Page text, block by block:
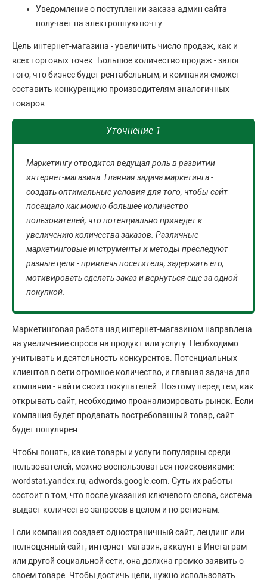
Уведомление о поступлении заказа админ сайта
получает на электронную почту.
Цель интернет-магазина - увеличить число продаж, как и
всех торговых точек. Большое количество продаж - залог
того, что бизнес будет рентабельным, и компания сможет
составить конкуренцию производителям аналогичных
товаров.
Уточнение 1
Маркетингу отводится ведущая роль в развитии
интернет-магазина. Главная задача маркетинга -
создать оптимальные условия для того, чтобы сайт
посещало как можно большее количество
пользователей, что потенциально приведет к
увеличению количества заказов. Различные
маркетинговые инструменты и методы преследуют
разные цели - привлечь посетителя, задержать его,
мотивировать сделать заказ и вернуться еще за одной
покупкой.
Маркетинговая работа над интернет-магазином направлена
на увеличение спроса на продукт или услугу. Необходимо
учитывать и деятельность конкурентов. Потенциальных
клиентов в сети огромное количество, и главная задача для
компании - найти своих покупателей. Поэтому перед тем, как
открывать сайт, необходимо проанализировать рынок. Если
компания будет продавать востребованный товар, сайт
будет популярен.
Чтобы понять, какие товары и услуги популярны среди
пользователей, можно воспользоваться поисковиками:
wordstat.yandex.ru, adwords.google.com. Суть их работы
состоит в том, что после указания ключевого слова, система
выдаст количество запросов в целом и по регионам.
Если компания создает одностраничный сайт, лендинг или
полноценный сайт, интернет-магазин, аккаунт в Инстаграм
или другой социальной сети, она должна громко заявить о
своем товаре. Чтобы достичь цели, нужно использовать